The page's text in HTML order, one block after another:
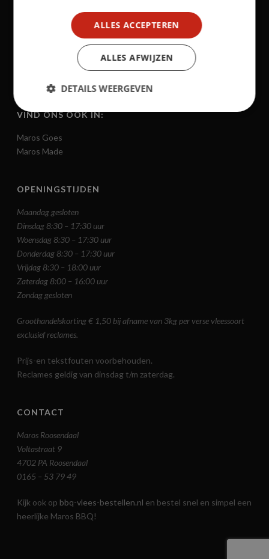
Slager Hoogerheide
Slager Zundert
Slager Steenbergen
Slager Zevenbergen
VIND ONS OOK IN:
Maros Goes
Maros Made
OPENINGSTIJDEN
Maandag gesloten
Dinsdag 8:30 – 17:30 uur
Woensdag 8:30 – 17:30 uur
Donderdag 8:30 – 17:30 uur
Vrijdag 8:30 – 18:00 uur
Zaterdag 8:00 – 16:00 uur
Zondag gesloten
Groothandelskorting € 1,50 bij afname van 3kg per verse vleessoort
exclusief reclames.
Prijs-en tekstfouten voorbehouden.
Reclames geldig van dinsdag t/m zaterdag.
CONTACT
Maros Roosendaal
Voltastraat 9
4702 PA Roosendaal
0165 – 53 79 49
Kijk ook op bbq-vlees-bestellen.nl en bestel snel en simpel een
heerlijke Maros BBQ!
ALLES ACCEPTEREN
ALLES AFWIJZEN
DETAILS WEERGEVEN